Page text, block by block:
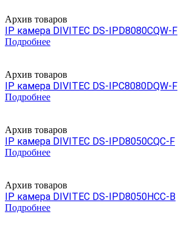
Архив товаров
IP камера DIVITEC DS-IPD8080CQW-F
Подробнее
Архив товаров
IP камера DIVITEC DS-IPC8080DQW-F
Подробнее
Архив товаров
IP камера DIVITEC DS-IPD8050CQC-F
Подробнее
Архив товаров
IP камера DIVITEC DS-IPD8050HCC-B
Подробнее